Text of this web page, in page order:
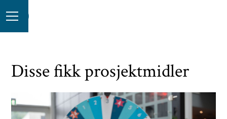
Disse fikk prosjektmidler